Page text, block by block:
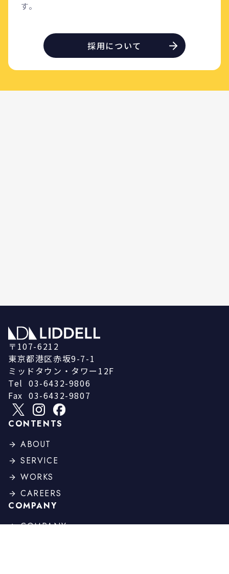
す。
採用について
〒107-6212
東京都港区赤坂9-7-1
ミッドタウン・タワー12F
Tel 03-6432-9806
Fax 03-6432-9807
CONTENTS
ABOUT
SERVICE
WORKS
CAREERS
COMPANY
COMPANY